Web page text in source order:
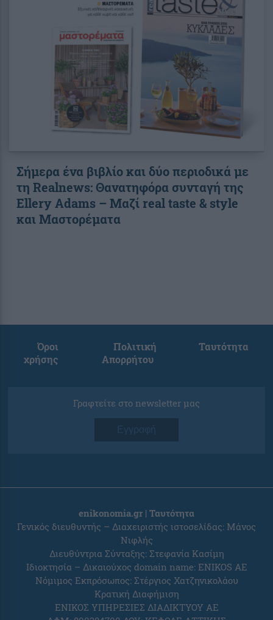
Σήμερα ένα βιβλίο και δύο περιοδικά με
τη Realnews: Θανατηφόρα συνταγή της
Ellery Adams – Μαζί real taste & style
και Μαστορέματα
Όροι
χρήσης
Πολιτική
Απορρήτου
Ταυτότητα
Γραφτείτε στο newsletter μας
Εγγραφή
enikonomia.gr | Ταυτότητα
Γενικός διευθυντής – Διαχειριστής ιστοσελίδας: Μάνος
Νιφλής
Διευθύντρια Σύνταξης: Στεφανία Κασίμη
Ιδιοκτησία – Δικαιούχος domain name: ENIKOS AE
Νόμιμος Εκπρόσωπος: Στέργιος Χατζηνικολάου
Κρατική Διαφήμιση
ΕΝΙΚΟΣ ΥΠΗΡΕΣΙΕΣ ΔΙΑΔΙΚΤΥΟΥ ΑΕ